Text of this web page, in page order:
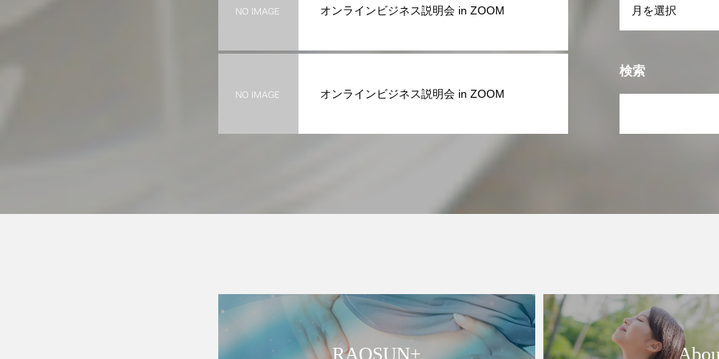
オンラインビジネス説明会 in ZOOM
オンラインビジネス説明会 in ZOOM
検索
RAQSUN+